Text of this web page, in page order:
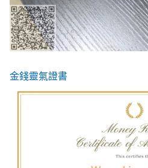
金錢靈氣證書